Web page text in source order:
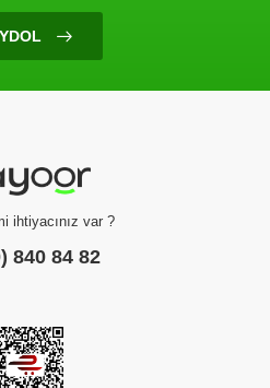
ihtiyacınız var ?
840 84 82